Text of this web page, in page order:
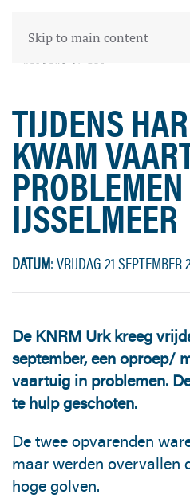
Skip to main content
TIJDENS
KWAM
IJSSELMEER
DATUM: VRIJDAG 21 SEPTEMBER
De KNRM Urk kreeg
september, een oproep/
vaartuig in problemen.
te hulp geschoten.
De twee opvarenden
maar werden overvallen
hoge golven.